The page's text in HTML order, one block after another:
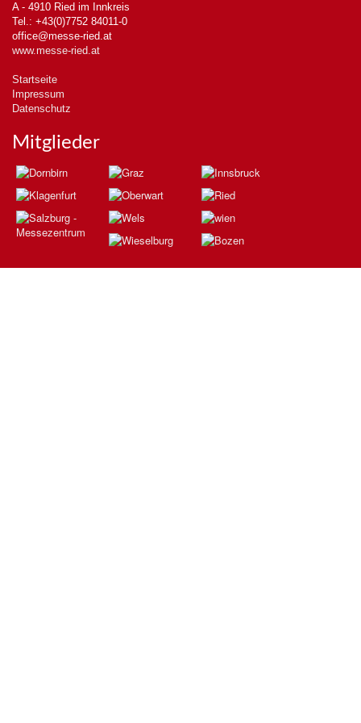
A - 4910 Ried im Innkreis
Tel.: +43(0)7752 84011-0
office@messe-ried.at
www.messe-ried.at
Startseite
Impressum
Datenschutz
Mitglieder